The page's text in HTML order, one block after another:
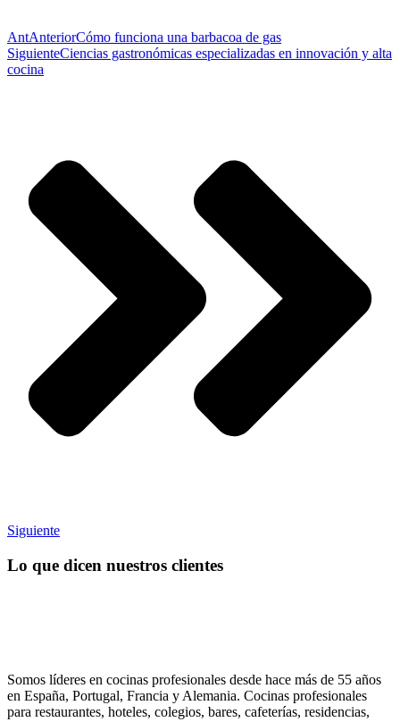
AntAnteriorCómo funciona una barbacoa de gas
SiguienteCiencias gastronómicas especializadas en innovación y alta
cocina
Siguiente
Lo que dicen nuestros clientes
Somos líderes en cocinas profesionales desde hace más de 55 años
en España, Portugal, Francia y Alemania. Cocinas profesionales
para restaurantes, hoteles, colegios, bares, cafeterías, residencias,